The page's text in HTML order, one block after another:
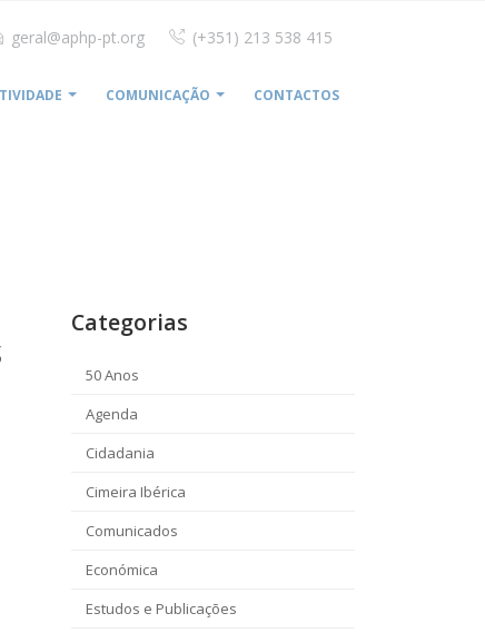
geral@aphp-pt.org (+351) 213 538 415
COMUNICAÇÃO CONTACTOS
Categorias
50 Anos
Agenda
Cidadania
Cimeira Ibérica
Comunicados
Económica
Estudos e Publicações